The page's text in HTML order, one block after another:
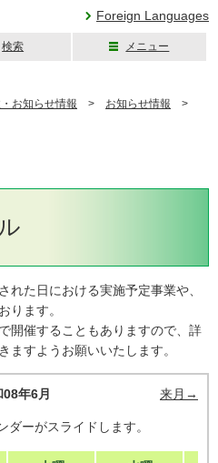
Foreign Languages
検索 メニュー
お知らせ情報 > お知らせ情報 >
た日における実施予定事業や、
ります。
開催することもありますので、詳
ますようお願いいたします。
年6月 来月→
ーがスライドします。